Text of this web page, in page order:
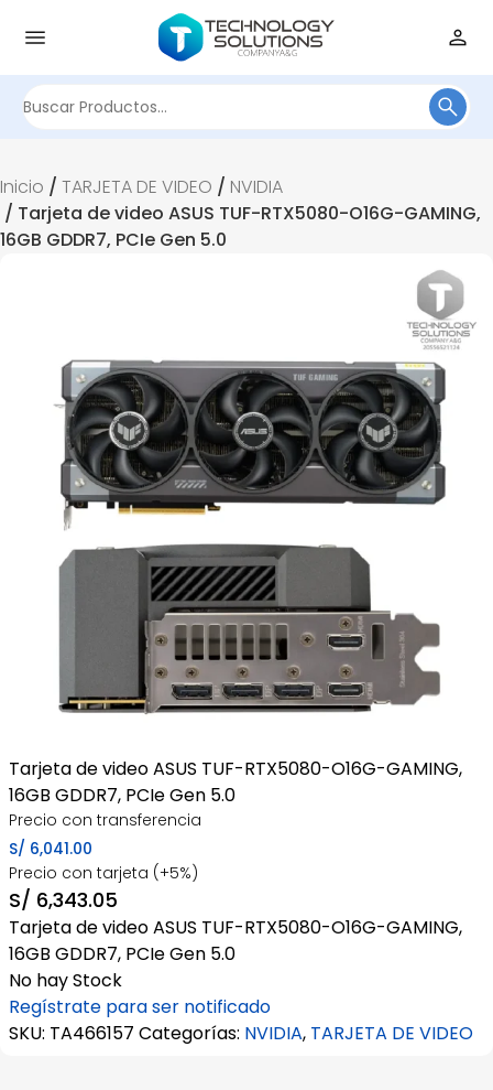
Inicio / TARJETA DE VIDEO / NVIDIA
/ Tarjeta de video ASUS TUF-RTX5080-O16G-GAMING,
16GB GDDR7, PCIe Gen 5.0
Tarjeta de video ASUS TUF-RTX5080-O16G-GAMING,
16GB GDDR7, PCIe Gen 5.0
Precio con transferencia
S/ 6,041.00
Precio con tarjeta (+5%)
S/ 6,343.05
Tarjeta de video ASUS TUF-RTX5080-O16G-GAMING,
16GB GDDR7, PCIe Gen 5.0
No hay Stock
Regístrate para ser notificado
SKU: TA466157 Categorías: NVIDIA, TARJETA DE VIDEO